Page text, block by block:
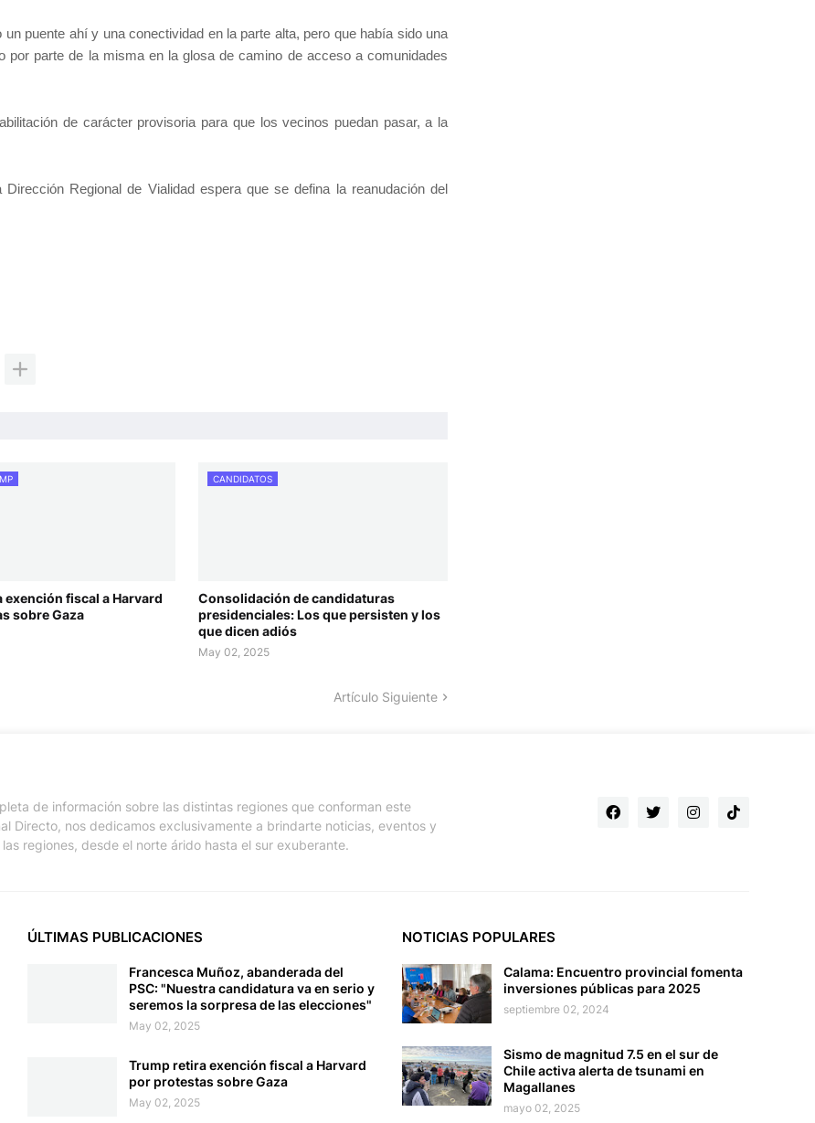
puente ahí y una conectividad en la parte alta, pero que había sido una
por parte de la misma en la glosa de camino de acceso a comunidades
de carácter provisoria para que los vecinos puedan pasar, a la
Regional de Vialidad espera que se defina la reanudación del
exención fiscal a Harvard
sobre Gaza
CANDIDATOS
Consolidación de candidaturas
presidenciales: Los que persisten y los
que dicen adiós
May 02, 2025
Artículo Siguiente
de información sobre las distintas regiones que conforman este
Directo, nos dedicamos exclusivamente a brindarte noticias, eventos y
regiones, desde el norte árido hasta el sur exuberante.
ÚLTIMAS PUBLICACIONES
Francesca Muñoz, abanderada del
PSC: "Nuestra candidatura va en serio y
seremos la sorpresa de las elecciones"
May 02, 2025
Trump retira exención fiscal a Harvard
por protestas sobre Gaza
May 02, 2025
NOTICIAS POPULARES
Calama: Encuentro provincial fomenta
inversiones públicas para 2025
septiembre 02, 2024
Sismo de magnitud 7.5 en el sur de
Chile activa alerta de tsunami en
Magallanes
mayo 02, 2025